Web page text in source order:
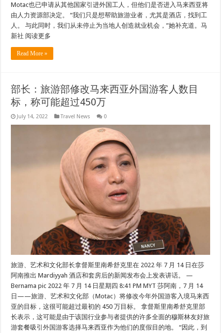
Motac也已申请从其他国家引进外国工人，但他们是否进入马来西亚将
由人力资源部决定。 “我们只是想帮助旅游业者，尤其是酒店，找到工
人。 与此同时，我们从未停止为当地人创造就业机会，”她补充道。马
新社 阅读更多
Read More »
部长：旅游部修改马来西亚外国游客人数目
标，称可能超过450万
July 14, 2022 Travel News 0
旅游、艺术和文化部长拿督斯里南希舒克里在 2022 年 7 月 14 日在莎
阿南推出 Mardiyyah 酒店和套房后的新闻发布会上发表讲话。 —
Bernama pic 2022 年 7 月 14 日星期四 8:41 PM MYT 莎阿南，7 月 14
日——旅游、艺术和文化部（Motac）将修改今年外国游客入境马来西
亚的目标，这很可能超过最初的 450 万目标。 拿督斯里南希舒克里部
长表示，这可能是由于该国行业参与者提供的许多全面的穆斯林友好旅
游套餐吸引外国游客选择马来西亚作为他们的度假目的地。 “因此，到